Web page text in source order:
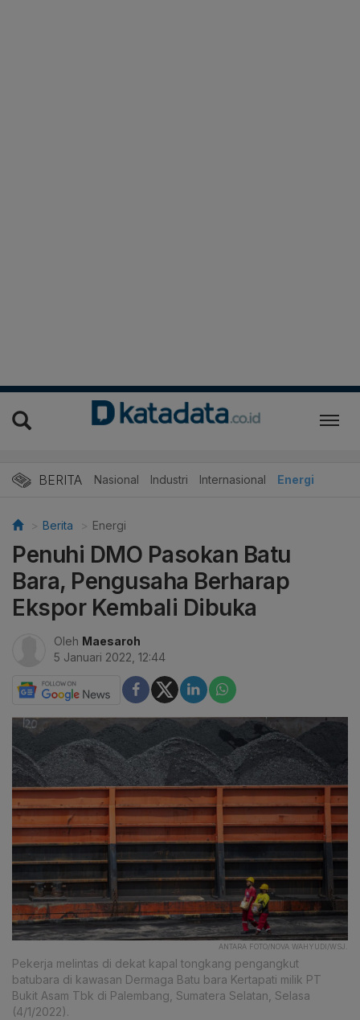
BERITA Nasional Industri Internasional Energi
Berita Energi
Penuhi DMO Pasokan Batu
Bara, Pengusaha Berharap
Ekspor Kembali Dibuka
Oleh Maesaroh
5 Januari 2022, 12:44
ANTARA FOTO/NOVA WAHYUDI/WSJ.
Pekerja melintas di dekat kapal tongkang pengangkut
batubara di kawasan Dermaga Batu bara Kertapati milik PT
Bukit Asam Tbk di Palembang, Sumatera Selatan, Selasa
(4/1/2022).